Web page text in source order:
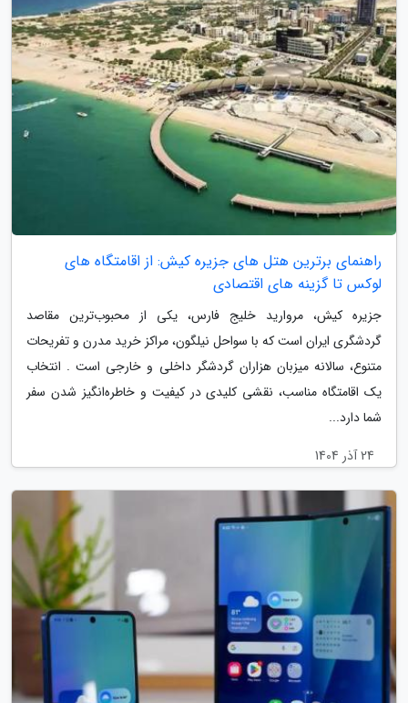
راهنمای برترین هتل های جزیره کیش: از اقامتگاه های
لوکس تا گزینه های اقتصادی
جزیره کیش، مروارید خلیج فارس، یکی از محبوب‌ترین مقاصد
گردشگری ایران است که با سواحل نیلگون، مراکز خرید مدرن و تفریحات
متنوع، سالانه میزبان هزاران گردشگر داخلی و خارجی است . انتخاب
یک اقامتگاه مناسب، نقشی کلیدی در کیفیت و خاطره‌انگیز شدن سفر
شما دارد...
24 آذر 1404